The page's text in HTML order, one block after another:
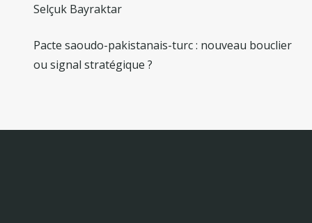
Selçuk Bayraktar
Pacte saoudo-pakistanais-turc : nouveau bouclier
ou signal stratégique ?